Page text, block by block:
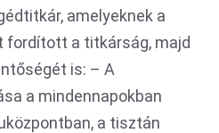
amelyeknek a
fordított a titkárság, majd
is: – A
a mindennapokban
a tisztán